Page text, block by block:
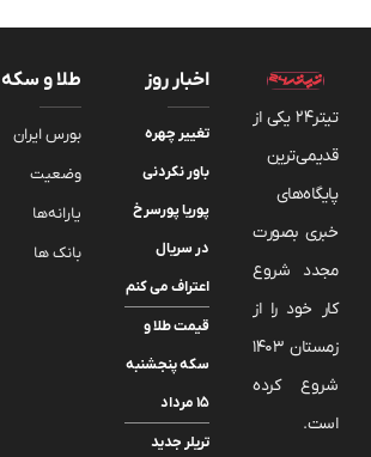
تیتر24 یکی از
قدیمی‌ترین
پایگاه‌های
خبری بصورت
مجدد شروع
کار خود را از
زمستان 1403
شروع کرده
است.
اخبار روز
تغییر چهره
باور نکردنی
پوریا پورسرخ
در سریال
اعتراف می کنم
قیمت طلا و
سکه پنجشنبه
۱۵ مرداد
تریلر جدید
طلا و سکه
بورس ایران
وضعیت
یارانه‌ها
بانک ها